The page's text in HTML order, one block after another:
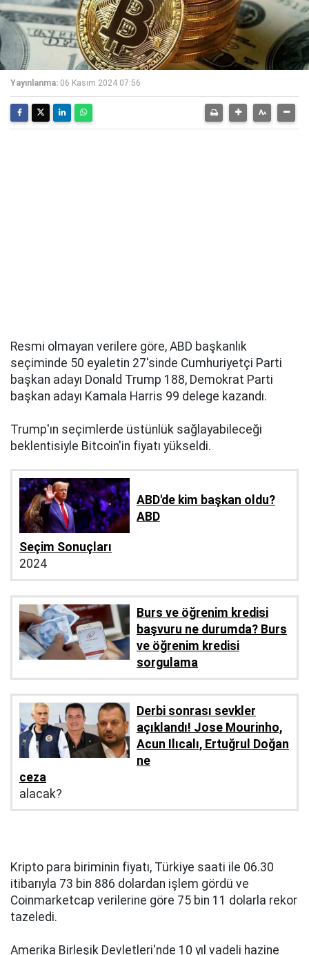
Yayınlanma: 06 Kasım 2024 07:56
Resmi olmayan verilere göre, ABD başkanlık
seçiminde 50 eyaletin 27'sinde Cumhuriyetçi Parti
başkan adayı Donald Trump 188, Demokrat Parti
başkan adayı Kamala Harris 99 delege kazandı.
Trump'ın seçimlerde üstünlük sağlayabileceği
beklentisiyle Bitcoin'in fiyatı yükseldi.
ABD'de kim başkan oldu?
ABD
Seçim Sonuçları
2024
Burs ve öğrenim kredisi
başvuru ne durumda? Burs
ve öğrenim kredisi
sorgulama
Derbi sonrası sevkler
açıklandı! Jose Mourinho,
Acun Ilıcalı, Ertuğrul Doğan
ne
ceza
alacak?
Kripto para biriminin fiyatı, Türkiye saati ile 06.30
itibarıyla 73 bin 886 dolardan işlem gördü ve
Coinmarketcap verilerine göre 75 bin 11 dolarla rekor
tazeledi.
Amerika Birleşik Devletleri'nde 10 yıl vadeli hazine